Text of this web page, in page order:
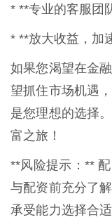
* **专业的客服团
* **放大收益，加
如果您渴望在金
望抓住市场机遇
是您理想的选择
富之旅！
**风险提示：**
与配资前充分了
承受能力选择合